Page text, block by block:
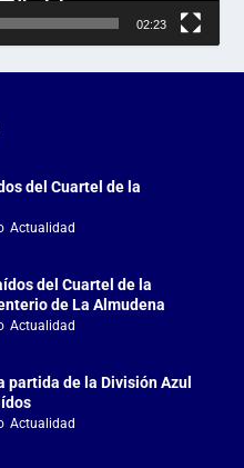
02:23
del Cuartel de la
,Actualidad
del Cuartel de la
de La Almudena
,Actualidad
partida de la División Azul
,Actualidad